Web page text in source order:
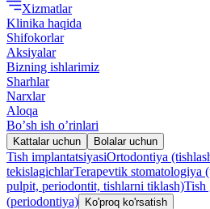
Xizmatlar
Klinika haqida
Shifokorlar
Aksiyalar
Bizning ishlarimiz
Sharhlar
Narxlar
Aloqa
Boʼsh ish oʼrinlari
Kattalar uchun Bolalar uchun
Tish implantatsiyasiOrtodontiya
tekislagichlarTerapevtik stomatologiya
pulpit, periodontit, tishlarni tiklash)Tish
(periodontiya) Ko'proq ko'rsatish